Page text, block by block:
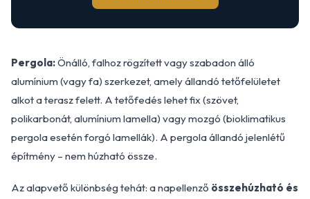
Pergola:Önálló, falhoz rögzített vagy szabadon álló
alumínium (vagy fa) szerkezet, amely állandó tetőfelületet
alkot a terasz felett. A tetőfedés lehet fix (szövet,
polikarbonát, alumínium lamella) vagy mozgó (bioklimatikus
pergola esetén forgó lamellák). A pergola állandó jelenlétű
építmény – nem húzható össze.
Az alapvető különbség tehát: a napellenző összehúzható és